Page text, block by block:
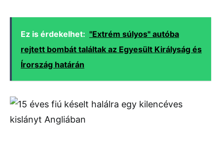
Ez is érdekelhet: "Extrém súlyos" autóba
rejtett bombát találtak az Egyesült Királyság és
Írország határán